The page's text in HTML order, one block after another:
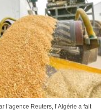
l’agence Reuters, l’Algérie a fait